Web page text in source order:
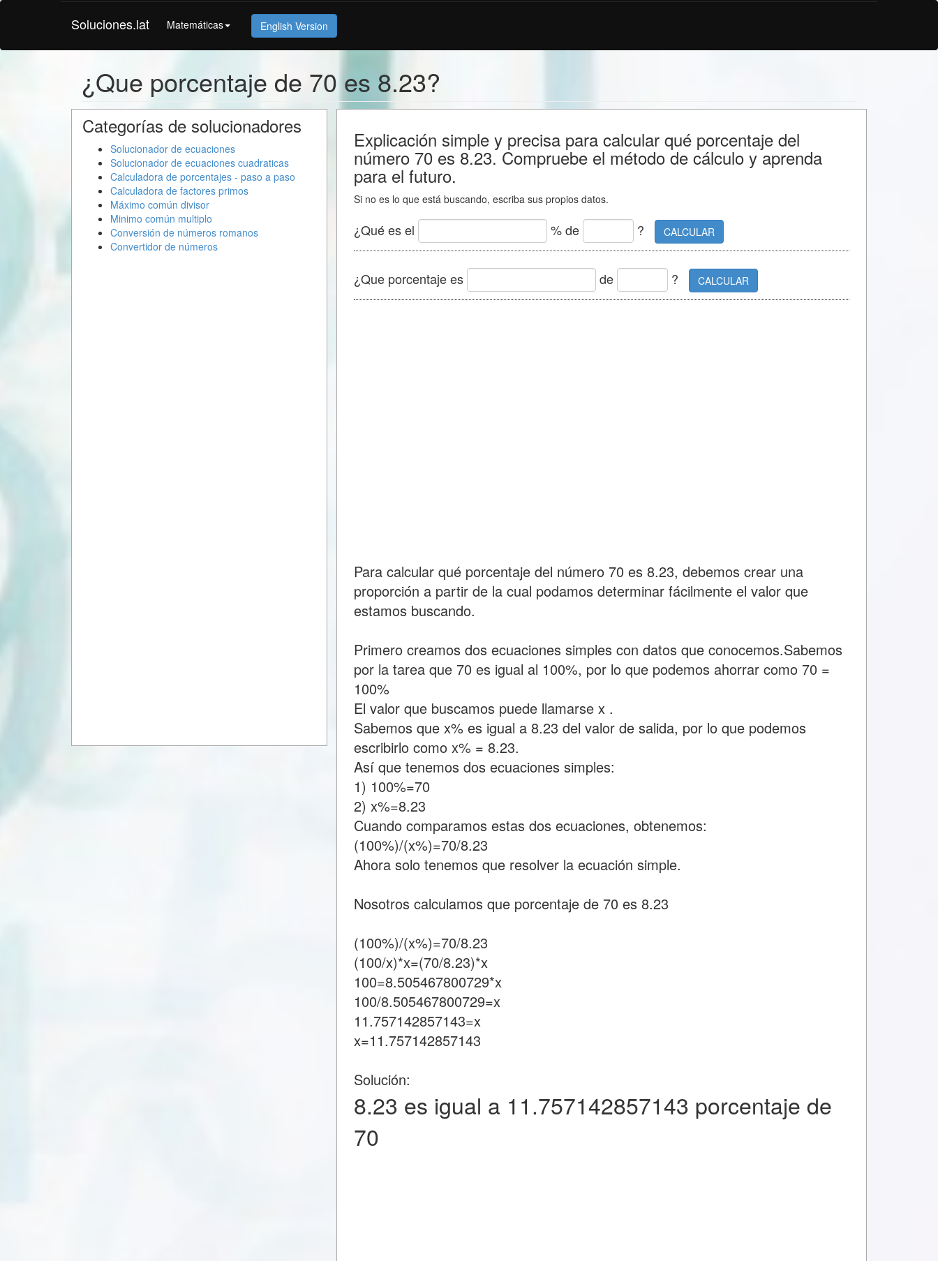
Soluciones.lat Matemáticas English Version
¿Que porcentaje de 70 es 8.23?
Explicación simple y precisa para calcular qué porcentaje del
número 70 es 8.23. Compruebe el método de cálculo y aprenda
para el futuro.
Si no es lo que está buscando, escriba sus propios datos.
¿Qué es el % de ? CALCULAR
¿Que porcentaje es de ? CALCULAR
Para calcular qué porcentaje del número 70 es 8.23, debemos crear una
proporción a partir de la cual podamos determinar fácilmente el valor que
estamos buscando.
Primero creamos dos ecuaciones simples con datos que conocemos.Sabemos
por la tarea que 70 es igual al 100%, por lo que podemos ahorrar como 70 =
100%
El valor que buscamos puede llamarse x .
Sabemos que x% es igual a 8.23 del valor de salida, por lo que podemos
escribirlo como x% = 8.23.
Así que tenemos dos ecuaciones simples:
1) 100%=70
2) x%=8.23
Cuando comparamos estas dos ecuaciones, obtenemos:
(100%)/(x%)=70/8.23
Ahora solo tenemos que resolver la ecuación simple.
Nosotros calculamos que porcentaje de 70 es 8.23
(100%)/(x%)=70/8.23
(100/x)*x=(70/8.23)*x
100=8.505467800729*x
100/8.505467800729=x
11.757142857143=x
x=11.757142857143
Solución:
8.23 es igual a 11.757142857143 porcentaje de
70
Categorías de solucionadores
Solucionador de ecuaciones
Solucionador de ecuaciones cuadraticas
Calculadora de porcentajes - paso a paso
Calculadora de factores primos
Máximo común divisor
Minimo común multiplo
Conversión de números romanos
Convertidor de números